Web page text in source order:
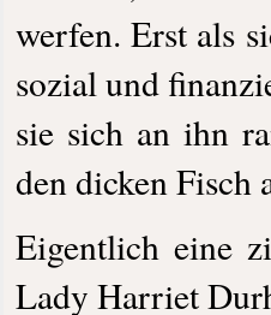
werfen. Erst als
sozial und
sie sich an ihn
den dicken Fisch
Eigentlich eine
Lady Harriet